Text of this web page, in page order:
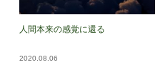
人間本来の感覚に還る
2020.08.06